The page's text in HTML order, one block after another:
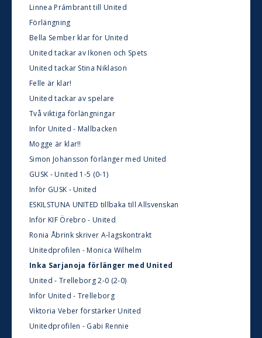
Linnea Prámbrant till United
Förlängning
Bella Sember klar för United
United tackar av Ikonen och Spets
United tackar Stina Niklason
Felle är klar!
United tackar av spelare
Två viktiga förlängningar
Inför United - Mallbacken
Mogge är klar!!
Simon Johansson förlänger med United
GUSK - United 1-5 (0-1)
Inför GUSK - United
ESKILSTUNA UNITED tillbaka till Allsvenskan
Inför KIF Örebro - United
Ronia Åbrink skriver A-lagskontrakt
Unitedprofilen - Monica Wilhelm
Inka Sarjanoja förlänger med United
United - Trelleborg 2-0 (2-0)
Inför United - Trelleborg
Viktoria Veber förstärker United
Unitedprofilen - Gabi Rennie